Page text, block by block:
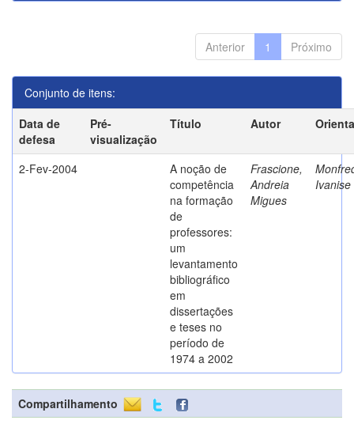
Anterior 1 Próximo
Conjunto de itens:
Data de
defesa
Pré-
visualização
Título Autor
2-Fev-2004
A noção de
competência
na formação
de
professores:
um
levantamento
bibliográfico
em
dissertações
e teses no
período de
1974 a 2002
Frascione,
Andreia
Migues
Ivanise
Compartilhamento